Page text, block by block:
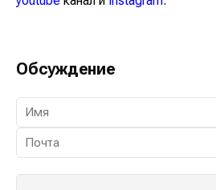
Обсуждение